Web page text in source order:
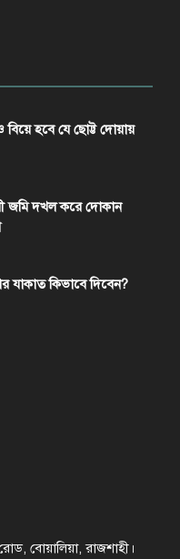
বিয়ে হবে যে ছোট্ট দোয়ায়
জমি দখল করে দোকান
যাকাত কিভাবে দিবেন?
বোয়ালিয়া, রাজশাহী।